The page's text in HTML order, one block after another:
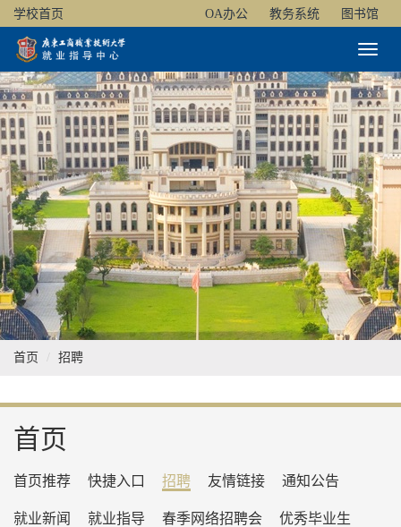
学校首页 OA办公 教务系统 图书馆
Toggle
首页 招聘
首页
首页推荐 快捷入口 招聘 友情链接 通知公告
就业新闻 就业指导 春季网络招聘会 优秀毕业生